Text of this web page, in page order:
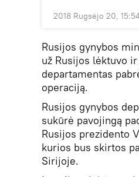
2018 Rugsėjo 20,
Rusijos gynybos
už Rusijos lėktuvo
departamentas
operaciją.
Rusijos gynybos
sukūrė pavojingą
Rusijos prezidento
kurios bus skirtos
Sirijoje.